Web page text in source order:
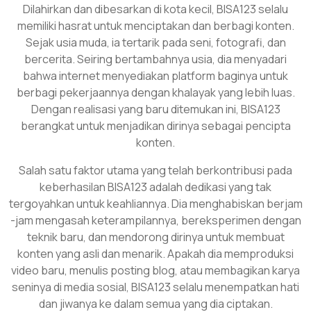
Dilahirkan dan dibesarkan di kota kecil, BISA123 selalu
memiliki hasrat untuk menciptakan dan berbagi konten.
Sejak usia muda, ia tertarik pada seni, fotografi, dan
bercerita. Seiring bertambahnya usia, dia menyadari
bahwa internet menyediakan platform baginya untuk
berbagi pekerjaannya dengan khalayak yang lebih luas.
Dengan realisasi yang baru ditemukan ini, BISA123
berangkat untuk menjadikan dirinya sebagai pencipta
konten.
Salah satu faktor utama yang telah berkontribusi pada
keberhasilan BISA123 adalah dedikasi yang tak
tergoyahkan untuk keahliannya. Dia menghabiskan berjam
-jam mengasah keterampilannya, bereksperimen dengan
teknik baru, dan mendorong dirinya untuk membuat
konten yang asli dan menarik. Apakah dia memproduksi
video baru, menulis posting blog, atau membagikan karya
seninya di media sosial, BISA123 selalu menempatkan hati
dan jiwanya ke dalam semua yang dia ciptakan.